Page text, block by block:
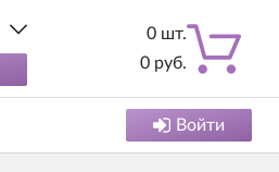
0 шт.
0 руб.
Войти